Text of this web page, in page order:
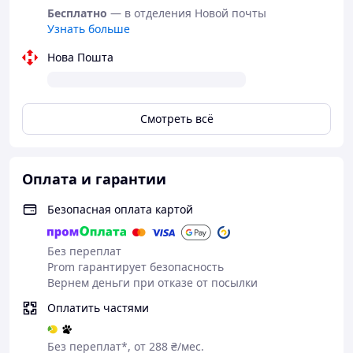
масло лососевое 0,5%, банан * 0,23 %,
.
(кДж) (359,42 kkal (ккал)).
Бесплатно — в отделения Новой почты
Узнать больше
Нова Пошта
Смотреть всё
Оплата и гарантии
Безопасная оплата картой
Без переплат
Prom гарантирует безопасность
Вернем деньги при отказе от посылки
Оплатить частями
Без переплат*, от 288 ₴/мес.